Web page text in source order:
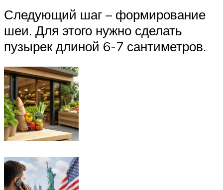
Следующий шаг – формирование
шеи. Для этого нужно сделать
пузырек длиной 6-7 сантиметров.